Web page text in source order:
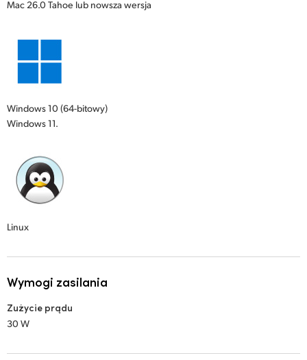
Mac 26.0 Tahoe lub nowsza wersja
Windows 10 (64-bitowy)
Windows 11.
Linux
Wymogi zasilania
Zużycie prądu
30 W